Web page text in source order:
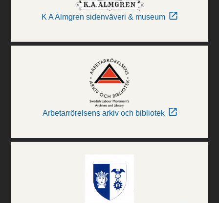
K A Almgren sidenväveri & museum
Arbetarrörelsens arkiv och bibliotek